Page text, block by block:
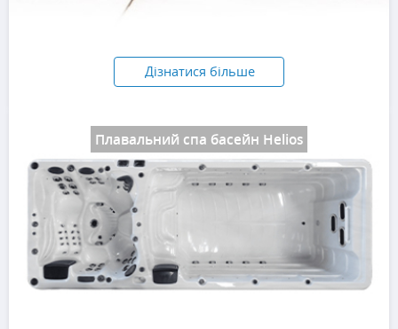
Дізнатися більше
Плавальний спа басейн Helios